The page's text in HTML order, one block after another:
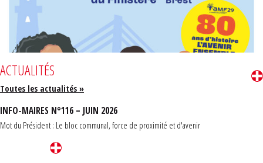
ACTUALITÉS
Toutes les actualités »
INFO-MAIRES N°116 – JUIN 2026
Mot du Président : Le bloc communal, force de proximité et d'avenir